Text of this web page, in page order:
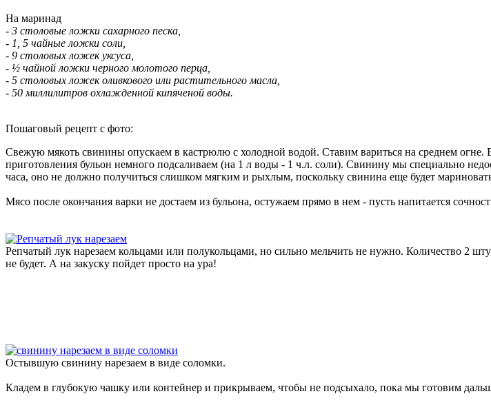
На маринад
- 3 столовые ложки сахарного песка,
- 1, 5 чайные ложки соли,
- 9 столовых ложек уксуса,
- ½ чайной ложки черного молотого перца,
- 5 столовых ложек оливкового или растительного масла,
- 50 миллилитров охлажденной кипяченой воды.
Пошаговый рецепт с фото:
Свежую мякоть свинины опускаем в кастрюлю с холодной водой. Ставим вариться на среднем
приготовления бульон немного подсаливаем (на 1 л воды - 1 ч.л. соли). Свинину мы специально
часа, оно не должно получиться слишком мягким и рыхлым, поскольку свинина еще будет
Мясо после окончания варки не достаем из бульона, остужаем прямо в нем - пусть напитается
Репчатый лук нарезаем кольцами или полукольцами, но сильно мельчить не нужно. Количество 2
не будет. А на закуску пойдет просто на ура!
Остывшую свинину нарезаем в виде соломки.
Кладем в глубокую чашку или контейнер и прикрываем, чтобы не подсыхало, пока мы готовим